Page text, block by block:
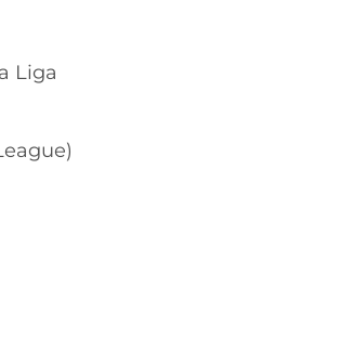
Liga